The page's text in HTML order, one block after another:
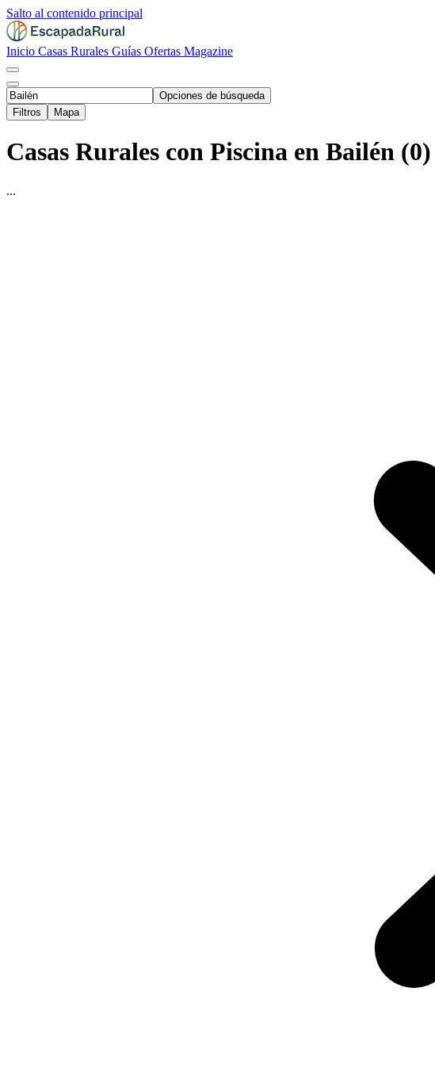
Salto al contenido principal
Inicio Casas Rurales Guías Ofertas Magazine
Opciones de búsqueda
Filtros
Mapa
Casas Rurales con Piscina en Bailén (0)
...